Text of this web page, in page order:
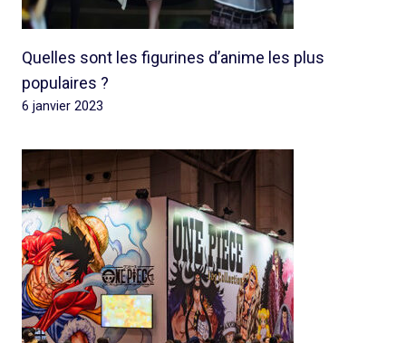
Quelles sont les figurines d’anime les plus
populaires ?
6 janvier 2023